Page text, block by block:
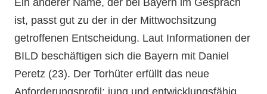
Ein anderer Name, der bei Bayern im Gespräch
ist, passt gut zu der in der Mittwochsitzung
getroffenen Entscheidung. Laut Informationen der
BILD beschäftigen sich die Bayern mit Daniel
Peretz (23). Der Torhüter erfüllt das neue